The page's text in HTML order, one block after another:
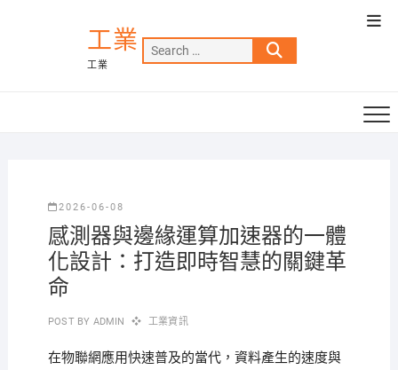
工業
工業
Search
…
2026-06-08
感測器與邊緣運算加速器的一體
化設計：打造即時智慧的關鍵革
命
POST BY ADMIN 工業資訊
在物聯網應用快速普及的當代，資料產生的速度與